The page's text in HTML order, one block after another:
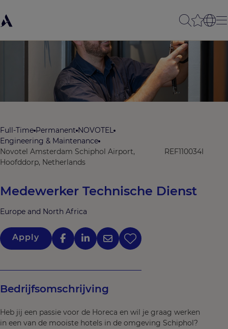
Full-Time Permanent NOVOTEL
Engineering & Maintenance
Novotel Amsterdam Schiphol Airport,
Hoofddorp, Netherlands
REF110034I
Medewerker Technische Dienst
Europe and North Africa
Apply
Bedrijfsomschrijving
Heb jij een passie voor de Horeca en wil je graag werken
in een van de mooiste hotels in de omgeving Schiphol?